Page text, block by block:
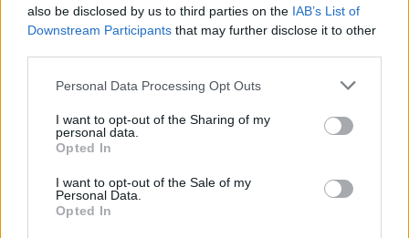
also be disclosed by us to third parties on the IAB’s List of
Downstream Participants that may further disclose it to other
Personal Data Processing Opt Outs
I want to opt-out of the Sharing of my
personal data.
Opted In
I want to opt-out of the Sale of my
Personal Data.
Opted In